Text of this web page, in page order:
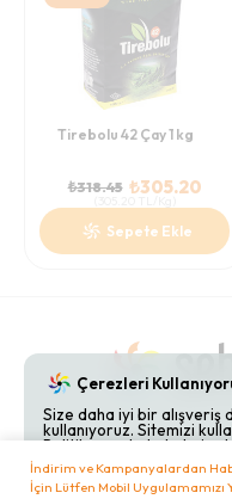
İndirim ve Kampanyalardan
İçin Lütfen Mobil Uygulamamızı
Tirebolu 42 Çay 1 kg
₺318.45 ₺305.20
Sepete Ekle
Gizlilik
Çerezleri
Size daha iyi bir alışveriş
kullanıyoruz. Sitemizi
Politikamızı kabul etmiş
Çerez Politikamızı